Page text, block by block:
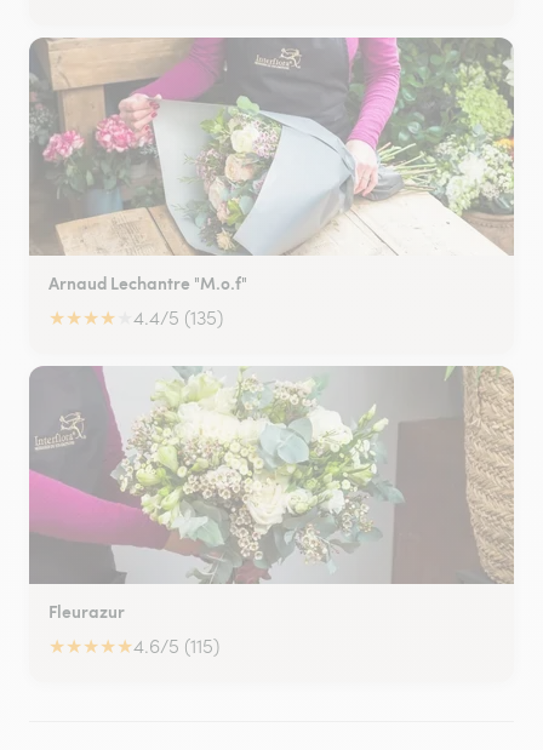
Arnaud Lechantre "M.o.f"
★★★★ 4.4/5 (135)
Fleurazur
★★★★★4.6/5 (115)